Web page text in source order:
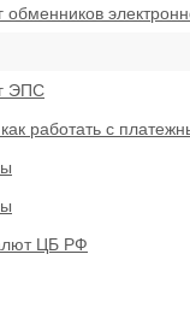
обменников
ЭПС
работать с
ЦБ РФ